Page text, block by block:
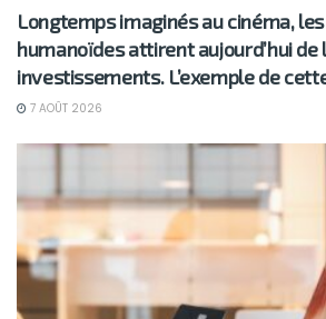
Longtemps imaginés au cinéma,
humanoïdes attirent aujourd’hui de
investissements. L’exemple de
7 AOÛT 2026